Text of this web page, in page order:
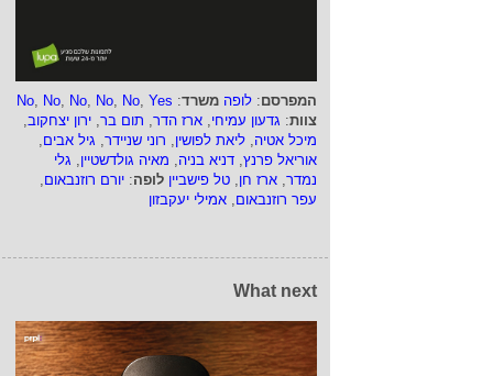
המפרסם: לופה משרד:
No, No, No, No, No, Yes
צוות: גדעון עמיחי, ארז הדר, תום בר, ירון יצחקוב,
מיכל אטיה, ליאת לפושין, רוני שניידר, גיל אבים,
אוריאל פרנץ, דניא בניה, מאיה גולדשטיין, גלי
נמדר, ארז חן, טל פישביין לופה: יורם רוזנבאום,
עפר רוזנבאום, אמילי יעקבזון
What next